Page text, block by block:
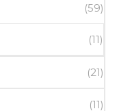
(59)
(11)
(21)
(11)